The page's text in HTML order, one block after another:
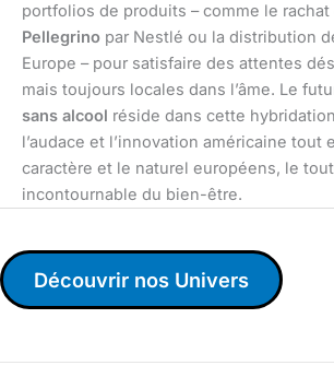
portfolios de produits – comme le rachat
Pellegrino par Nestlé ou la distribution
Europe – pour satisfaire des attentes
mais toujours locales dans l’âme. Le
sans alcool réside dans cette
l’audace et l’innovation américaine tout
caractère et le naturel européens, le
incontournable du bien-être.
Découvrir nos Univers